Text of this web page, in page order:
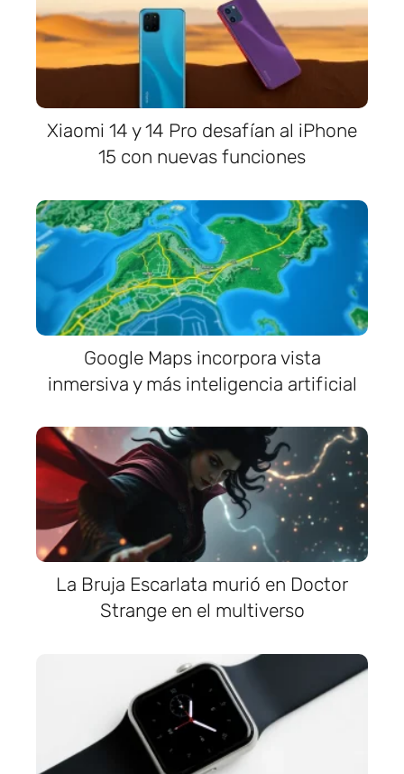
Xiaomi 14 y 14 Pro desafían al iPhone
15 con nuevas funciones
Google Maps incorpora vista
inmersiva y más inteligencia artificial
La Bruja Escarlata murió en Doctor
Strange en el multiverso